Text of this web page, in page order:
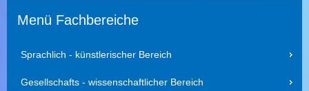
e
Menü Fachbereiche
Sprachlich - künstlerischer Bereich
Gesellschafts - wissenschaftlicher Bereich